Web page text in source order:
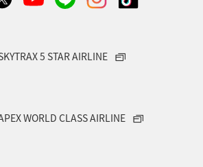
ツ アユ 札幌
5 STAR AIRLINE
WORLD CLASS AIRLINE